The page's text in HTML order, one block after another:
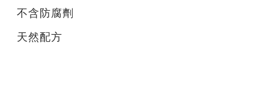
不含防腐劑
天然配方